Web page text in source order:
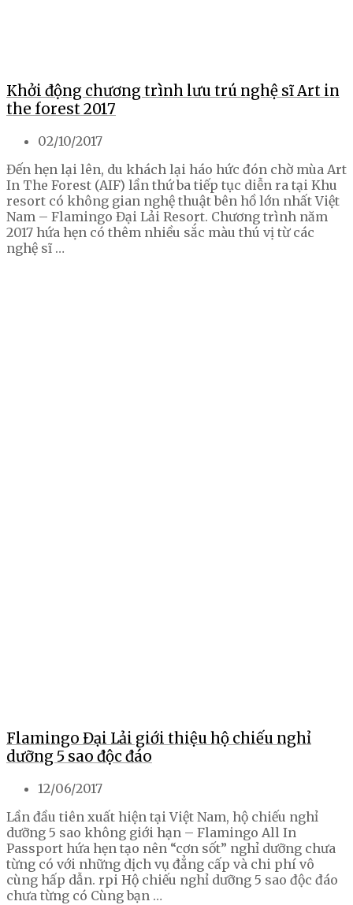
Khởi động chương trình lưu trú nghệ sĩ Art in
the forest 2017
02/10/2017
Đến hẹn lại lên, du khách lại háo hức đón chờ mùa Art
In The Forest (AIF) lần thứ ba tiếp tục diễn ra tại Khu
resort có không gian nghệ thuật bên hồ lớn nhất Việt
Nam – Flamingo Đại Lải Resort. Chương trình năm
2017 hứa hẹn có thêm nhiều sắc màu thú vị từ các
nghệ sĩ …
Flamingo Đại Lải giới thiệu hộ chiếu nghỉ
dưỡng 5 sao độc đáo
12/06/2017
Lần đầu tiên xuất hiện tại Việt Nam, hộ chiếu nghỉ
dưỡng 5 sao không giới hạn – Flamingo All In
Passport hứa hẹn tạo nên “cơn sốt” nghỉ dưỡng chưa
từng có với những dịch vụ đẳng cấp và chi phí vô
cùng hấp dẫn. rpi Hộ chiếu nghỉ dưỡng 5 sao độc đáo
chưa từng có Cùng bạn …